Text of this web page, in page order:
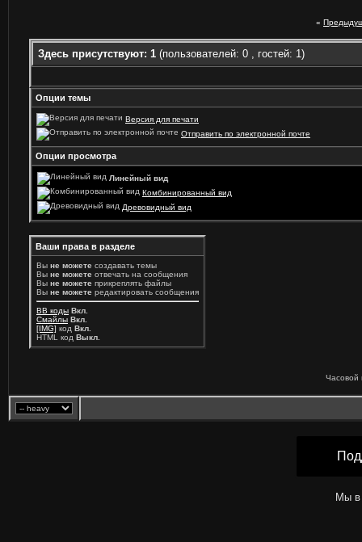
«
Здесь присутствуют: 1 (пользователей: 0 , гостей: 1)
Опции темы
Версия для печати
Отправить по электронной почте
Опции просмотра
Линейный вид
Комбинированный вид
Древовидный вид
Ваши права в разделе
Вы не можете создавать темы
Вы не можете отвечать на сообщения
Вы не можете прикреплять файлы
Вы не можете редактировать сообщения
BB коды Вкл.
Смайлы Вкл.
[IMG] код Вкл.
HTML код Выкл.
Часовой
Мы в